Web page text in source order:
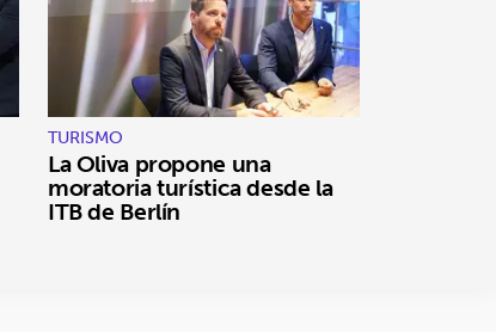
TURISMO
La Oliva propone una
moratoria turística desde la
ITB de Berlín